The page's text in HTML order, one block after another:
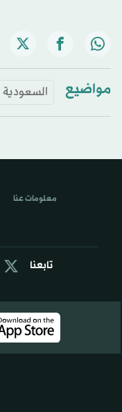
مواضيع السعودية
تابعنا
معلومات عنا